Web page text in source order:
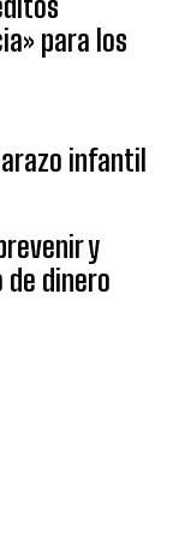
para los
infantil
y
dinero